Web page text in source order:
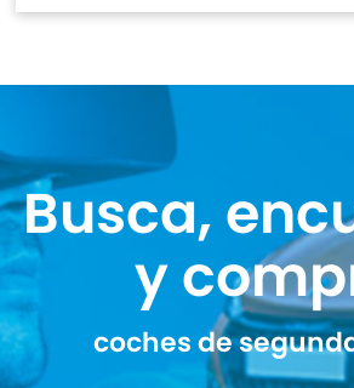
Busca,
y
coches de